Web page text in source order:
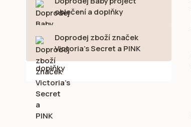
oblečení a doplňky
Doprodej zboží značek
Victoria's Secret a PINK